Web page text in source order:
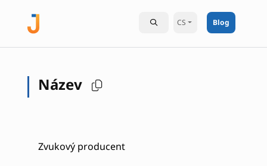
CS Blog
Název
Zvukový producent